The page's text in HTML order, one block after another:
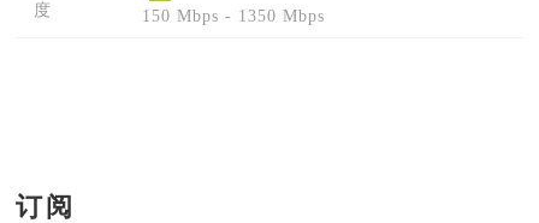
度
150 Mbps - 1350 Mbps
订阅